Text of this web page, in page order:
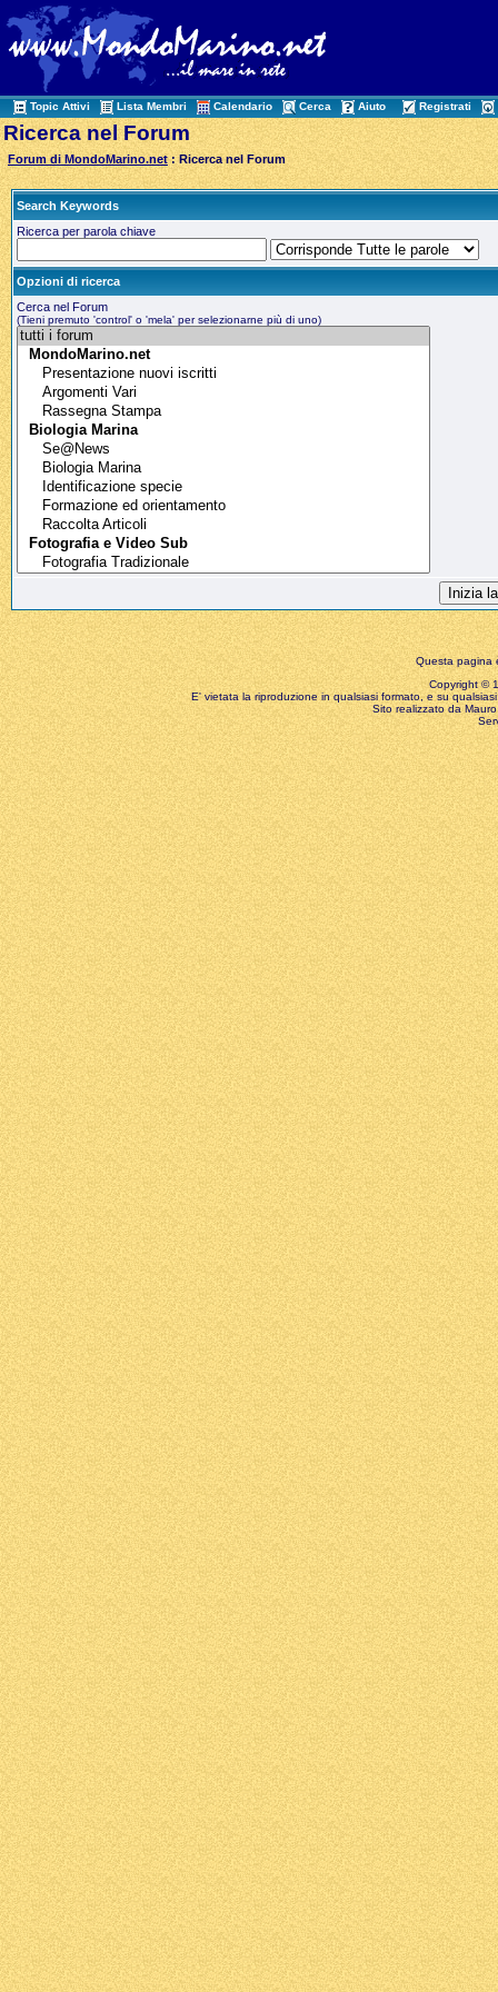
Topic Attivi Lista Membri Calendario Cerca Aiuto Registrati
Ricerca nel Forum
Forum di MondoMarino.net : Ricerca nel Forum
Search Keywords
Ricerca per parola chiave
Opzioni di ricerca
Cerca nel Forum
(Tieni premuto 'control' o 'mela' per selezionarne più di uno)
Questa pagina
Copyright ©
E' vietata la riproduzione in qualsiasi formato, e su
Sito realizzato da